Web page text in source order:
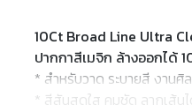
10Ct Broad Line Ultra
ปากกาสีเมจิก ล้างออกได้
* สำหรับวาด ระบายสี งานศิ
* สีสันสดใส คมชัด ลากเส้น